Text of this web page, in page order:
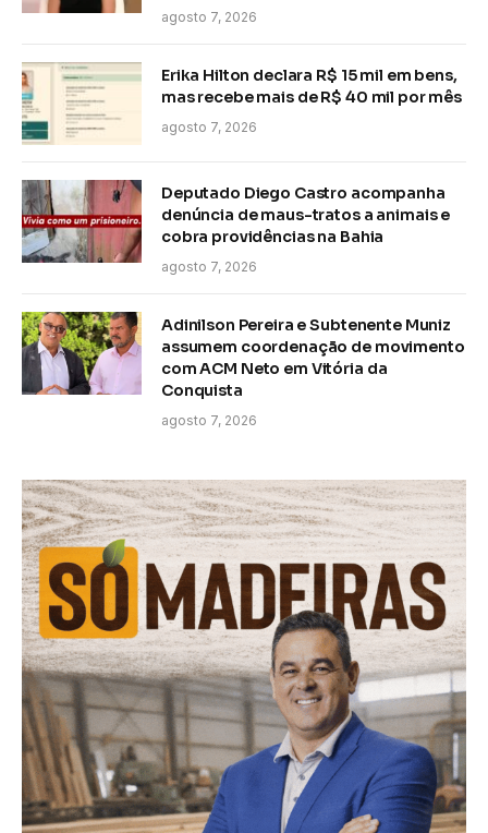
agosto 7, 2026
Erika Hilton declara R$ 15 mil em bens,
mas recebe mais de R$ 40 mil por mês
agosto 7, 2026
Deputado Diego Castro acompanha
denúncia de maus-tratos a animais e
cobra providências na Bahia
agosto 7, 2026
Adinilson Pereira e Subtenente Muniz
assumem coordenação de movimento
com ACM Neto em Vitória da
Conquista
agosto 7, 2026